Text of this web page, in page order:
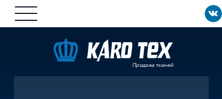
Продажа тканей